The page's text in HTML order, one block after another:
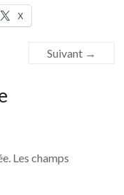
X
Suivant →
Les champs